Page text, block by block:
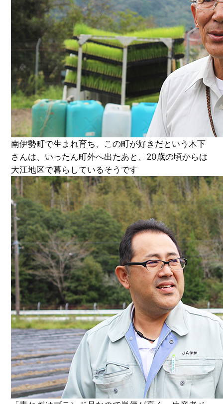
南伊勢町で生まれ育ち、この町が好きだという木下
さんは、いったん町外へ出たあと、20歳の頃からは
大江地区で暮らしているそうです